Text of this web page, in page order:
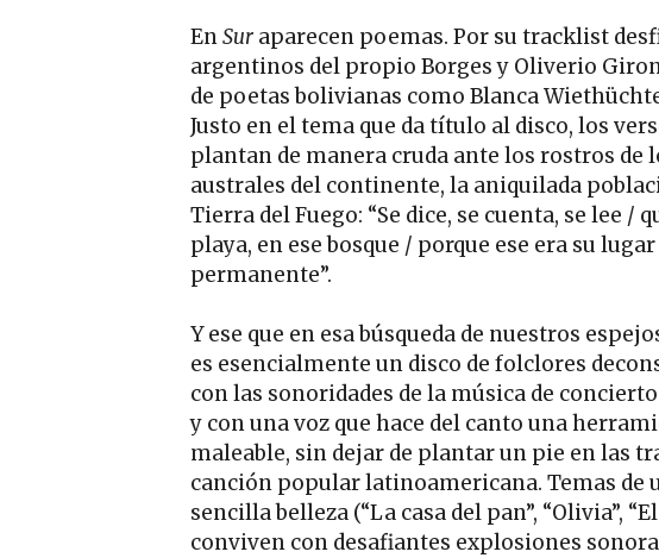
EnSur aparecen poemas. Por su tracklist
argentinos del propio Borges y Oliverio
de poetas bolivianas como Blanca
Justo en el tema que da título al disco, los
plantan de manera cruda ante los rostros de
australes del continente, la aniquilada
Tierra del Fuego: “Se dice, se cuenta, se lee /
playa, en ese bosque / porque ese era su
permanente”.
Y ese que en esa búsqueda de nuestros
es esencialmente un disco de folclores
con las sonoridades de la música de
y con una voz que hace del canto una
maleable, sin dejar de plantar un pie en las
canción popular latinoamericana. Temas de
sencilla belleza (“La casa del pan”, “Olivia”,
conviven con desafiantes explosiones